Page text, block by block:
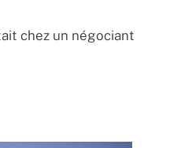
chez un négociant